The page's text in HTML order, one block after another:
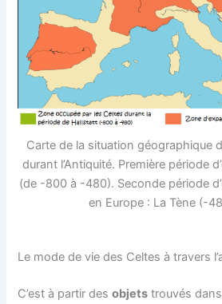
Carte de la situation géographique
durant l’Antiquité. Première période
(de -800 à -480). Seconde période
en Europe : La Tène (-
Le mode de vie des Celtes à travers
C’est à partir desobjets trouvés